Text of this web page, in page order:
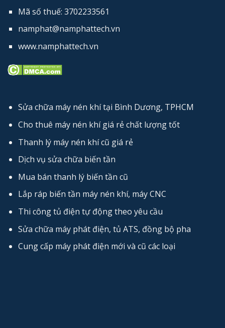
Mã số thuế: 3702233561
namphat@namphattech.vn
www.namphattech.vn
Sửa chữa máy nén khí tại Bình Dương, TPHCM
Cho thuê máy nén khí giá rẻ chất lượng tốt
Thanh lý máy nén khí cũ giá rẻ
Dịch vụ sửa chữa biến tần
Mua bán thanh lý biến tần cũ
Lắp ráp biến tần máy nén khí, máy CNC
Thi công tủ điện tự động theo yêu cầu
Sửa chữa máy phát điện, tủ ATS, đồng bộ pha
Cung cấp máy phát điện mới và cũ các loại